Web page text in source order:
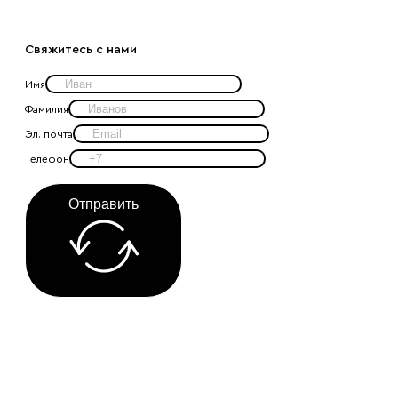
Свяжитесь с нами
Имя
Фамилия
Эл. почта
Телефон
Отправить